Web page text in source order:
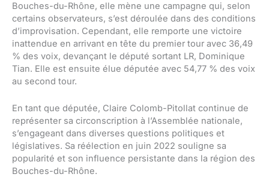
Bouches-du-Rhône, elle mène une campagne qui, selon
certains observateurs, s’est déroulée dans des conditions
d’improvisation. Cependant, elle remporte une victoire
inattendue en arrivant en tête du premier tour avec 36,49
% des voix, devançant le député sortant LR, Dominique
Tian. Elle est ensuite élue députée avec 54,77 % des voix
au second tour.
En tant que députée, Claire Colomb-Pitollat ​​continue de
représenter sa circonscription à l’Assemblée nationale,
s’engageant dans diverses questions politiques et
législatives. Sa réélection en juin 2022 souligne sa
popularité et son influence persistante dans la région des
Bouches-du-Rhône.